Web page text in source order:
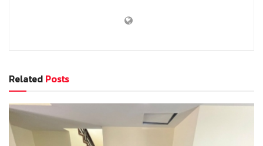
Related Posts